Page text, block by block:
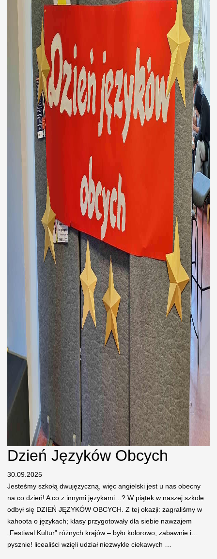
Dzień Języków Obcych
30.09.2025
Jesteśmy szkołą dwujęzyczną, więc angielski jest u nas obecny
na co dzień! A co z innymi językami…? W piątek w naszej szkole
odbył się DZIEŃ JĘZYKÓW OBCYCH. Z tej okazji: zagraliśmy w
kahoota o językach; klasy przygotowały dla siebie nawzajem
„Festiwal Kultur” różnych krajów – było kolorowo, zabawnie i…
pysznie! licealiści wzięli udział niezwykle ciekawych …